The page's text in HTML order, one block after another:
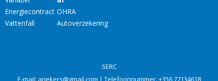
SERC
E-mail: ariekers@gmail.com | Telefoonnummer: +356 77134618